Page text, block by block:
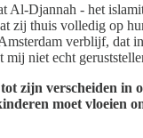
Al-Djannah - het
thuis volledig op
verblijf, dat
niet echt
zijn verscheiden
moet